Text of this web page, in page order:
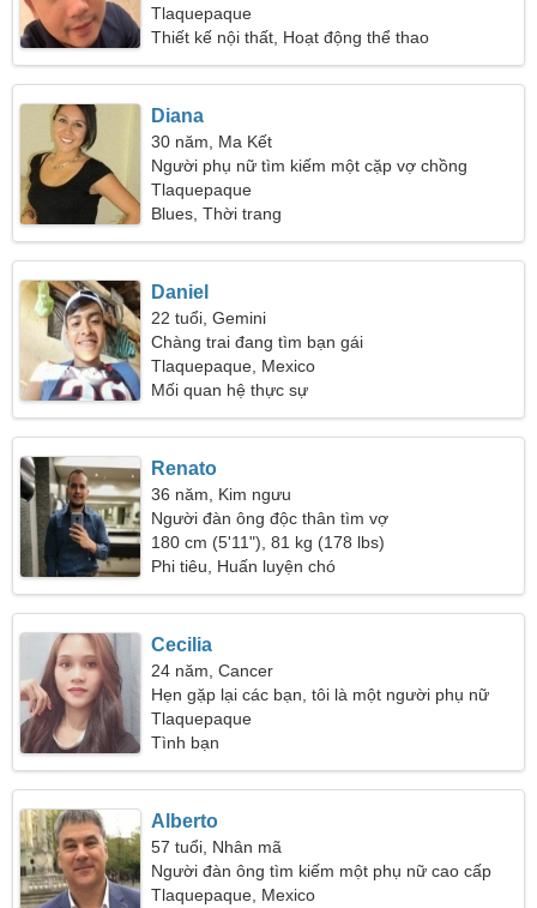
Tlaquepaque
Thiết kế nội thất, Hoạt động thể thao
Diana
30 năm, Ma Kết
Người phụ nữ tìm kiếm một cặp vợ chồng
Tlaquepaque
Blues, Thời trang
Daniel
22 tuổi, Gemini
Chàng trai đang tìm bạn gái
Tlaquepaque, Mexico
Mối quan hệ thực sự
Renato
36 năm, Kim ngưu
Người đàn ông độc thân tìm vợ
180 cm (5'11"), 81 kg (178 lbs)
Phi tiêu, Huấn luyện chó
Cecilia
24 năm, Cancer
Hẹn gặp lại các bạn, tôi là một người phụ nữ
tràn đầy năng lượng
Tlaquepaque
Tình bạn
Alberto
57 tuổi, Nhân mã
Người đàn ông tìm kiếm một phụ nữ cao cấp
Tlaquepaque, Mexico